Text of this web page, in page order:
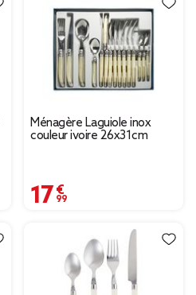
Ménagère Laguiole inox
couleur ivoire 26x31cm
17,99 €